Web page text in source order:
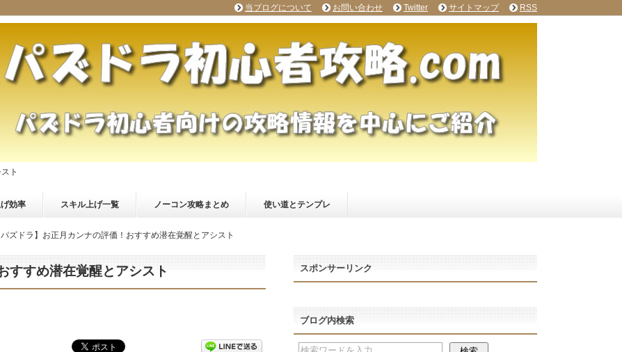
ト
効率 スキル上げ一覧 ノーコン攻略まとめ 使い道とテンプレ
パズドラ】お正月カンナの評価！おすすめ潜在覚醒とアシスト
すすめ潜在覚醒とアシスト スポンサーリンク
ブログ内検索
当ブログについて お問い合わせ Twitter サイトマップ RSS